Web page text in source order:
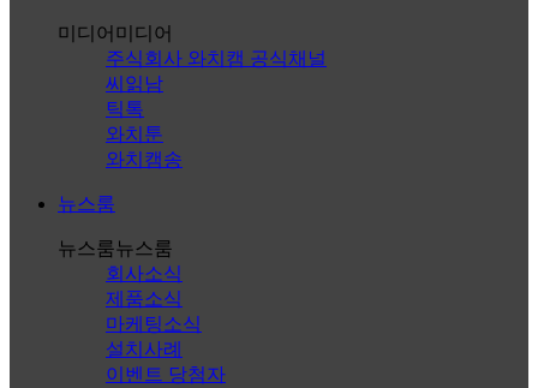
미디어 미디어
주식회사 와치캠 공식채널
씨읽남
틱톡
와치툰
와치캠송
뉴스룸
뉴스룸뉴스룸
회사소식
제품소식
마케팅소식
설치사례
이벤트 당첨자